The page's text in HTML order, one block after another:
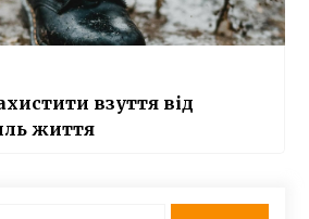
взуття від
життя